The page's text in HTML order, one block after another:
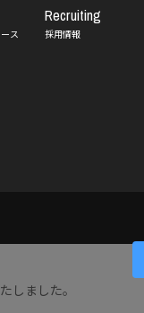
ス
Recruiting
採用情報
しました。